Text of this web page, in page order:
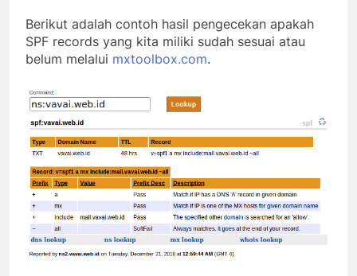
Berikut adalah contoh hasil pengecekan apakah
SPF records yang kita miliki sudah sesuai atau
belum melalui mxtoolbox.com.